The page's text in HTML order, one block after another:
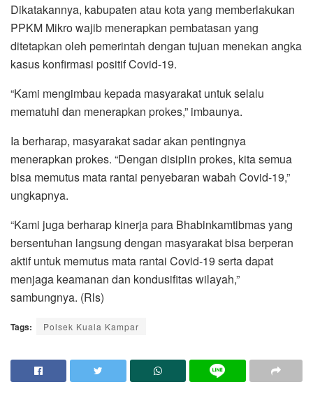
Dikatakannya, kabupaten atau kota yang memberlakukan
PPKM Mikro wajib menerapkan pembatasan yang
ditetapkan oleh pemerintah dengan tujuan menekan angka
kasus konfirmasi positif Covid-19.
“Kami mengimbau kepada masyarakat untuk selalu
mematuhi dan menerapkan prokes,” imbaunya.
Ia berharap, masyarakat sadar akan pentingnya
menerapkan prokes. “Dengan disiplin prokes, kita semua
bisa memutus mata rantai penyebaran wabah Covid-19,”
ungkapnya.
“Kami juga berharap kinerja para Bhabinkamtibmas yang
bersentuhan langsung dengan masyarakat bisa berperan
aktif untuk memutus mata rantai Covid-19 serta dapat
menjaga keamanan dan kondusifitas wilayah,”
sambungnya. (Rls)
Tags: Polsek Kuala Kampar